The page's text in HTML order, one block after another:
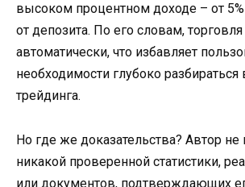
высоком процентном доходе – от
от депозита. По его словам,
автоматически, что избавляет
необходимости глубоко разбираться
трейдинга.
Но где же доказательства? Автор не
никакой проверенной статистики,
или документов, подтверждающих